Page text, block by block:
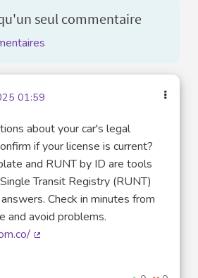
seul commentaire
01:59
about your car's legal
if your license is current?
and RUNT by ID are tools
Transit Registry (RUNT)
Check in minutes from
and avoid problems.